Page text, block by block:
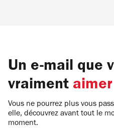
Un e-mail que
vraiment aimer
Vous ne pourrez plus vous
elle, découvrez avant tout le
moment.